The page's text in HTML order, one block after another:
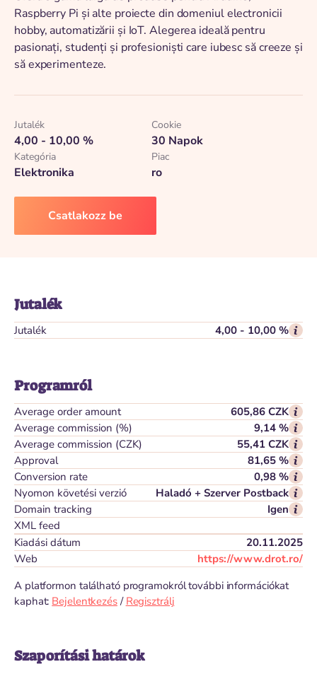
Raspberry Pi și alte proiecte din domeniul electronicii
hobby, automatizării și IoT. Alegerea ideală pentru
pasionați, studenți și profesioniști care iubesc să creeze și
să experimenteze.
Jutalék
4,00 - 10,00 %
Cookie
30 Napok
Kategória
Elektronika
Piac
ro
Csatlakozz be
Jutalék
Jutalék 4,00 - 10,00 %
Programról
Average order amount
605,86 CZK
Average commission (%)
9,14 %
Average commission (CZK)
55,41 CZK
Approval
81,65 %
Conversion rate
0,98 %
Nyomon követési verzió
Haladó + Szerver Postback
Domain tracking
Igen
XML feed
Kiadási dátum
20.11.2025
Web
https://www.drot.ro/
A platformon található programokról további információkat
kaphat: Bejelentkezés/ Regisztrálj
Szaporítási határok